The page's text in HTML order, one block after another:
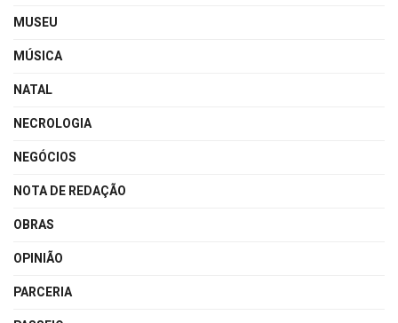
MUSEU
MÚSICA
NATAL
NECROLOGIA
NEGÓCIOS
NOTA DE REDAÇÃO
OBRAS
OPINIÃO
PARCERIA